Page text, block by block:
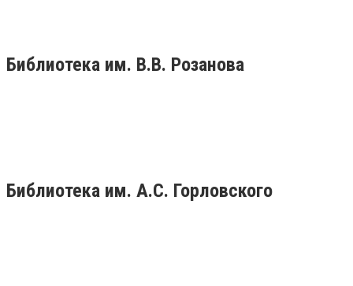
Библиотека им. В.В. Розанова
Библиотека им. А.С. Горловского